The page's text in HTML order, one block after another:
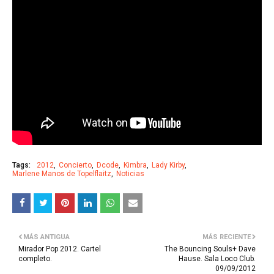
Tags: 2012 Concierto Dcode Kimbra
Lady Kirby
Marlene Manos de Topelflaitz
Noticias
MÁS RECIENTE
The Bouncing Souls+ Dave
Hause. Sala Loco Club.
09/09/2012
MÁS ANTIGUA
Mirador Pop 2012. Cartel
completo.